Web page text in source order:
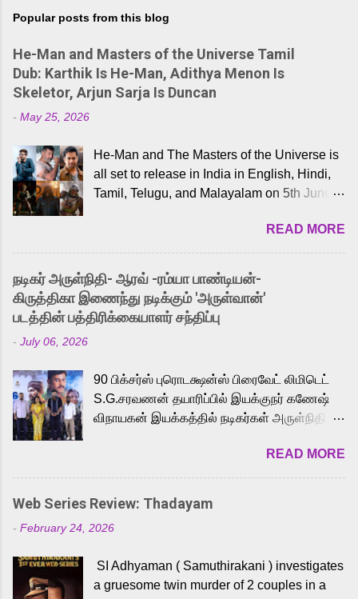
Popular posts from this blog
He-Man and Masters of the Universe Tamil
Dub: Karthik Is He-Man, Adithya Menon Is
Skeletor, Arjun Sarja Is Duncan
- May 25, 2026
He-Man and The Masters of the Universe is
all set to release in India in English, Hindi,
Tamil, Telugu, and Malayalam on 5th June,
received a lot of love from cult He-Man fans
and offered audiences an exciting glimpse
into the world of Eternia, the recently
released Tamil trailer has also generated
strong excitement among Tamil audiences.
Adding to the growing buzz is the film’s
to the iconic superhero He-Man. Known for
memorable songs like “Behene De” from
Raavan, “Oru Maalai” from Ghajini, and
loved for his versatile voice and strong
command over multiple languages, making
him a strong fit for the legendary character.
cinema, voices the menacing Skeletor
across the Tamil, Malayalam, and Telugu
versions. Joining them is Action King Arjun...
READ MORE
நடிகர் அருள்நிதி- ஆரவ் -ரம்யா பாண்டியன்-
கிருத்திகா இணைந்து நடிக்கும் 'அருள்வான்'
படத்தின் பத்திரிக்கையாளர் சந்திப்பு
- July 06, 2026
90 பிக்சர்ஸ் புரொடக்ஷன்ஸ் பிரைவேட் லிமிடெட்
S.G.சரவணன் தயாரிப்பில் இயக்குநர் கணேஷ்
விநாயகன் இயக்கத்தில் நடிகர்கள் அருள்நிதி -
முக்கிய வேடத்தில் இணைந்து நடித்திருக்கும்
'அருள்வான்' திரைப்படத்தினை
பத்திரிக்கையாளர் சந்திப்பு சென்னையில்
நடைபெற்றது. இயக்குநர் கணேஷ் விநாயகன்
இயக்கத்தில் உருவாகியுள்ள 'அருள்வான்'
வெங்கட், ரம்யா பாண்டியன், வி டி வி கணேஷ் ,
ஜான் விஜய், பேபி கிருத்திகா, 'பருத்திவீரன்'
READ MORE
Web Series Review: Thadayam
- February 24, 2026
SI Adhyaman ( Samuthirakani ) investigates
a gruesome twin murder of 2 couples in a